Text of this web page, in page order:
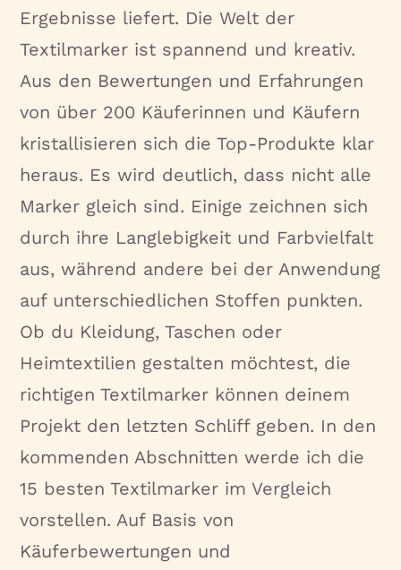
Ergebnisse liefert. Die Welt der
Textilmarker ist spannend und kreativ.
Aus den Bewertungen und Erfahrungen
von über 200 Käuferinnen und Käufern
kristallisieren sich die Top-Produkte klar
heraus. Es wird deutlich, dass nicht alle
Marker gleich sind. Einige zeichnen sich
durch ihre Langlebigkeit und Farbvielfalt
aus, während andere bei der Anwendung
auf unterschiedlichen Stoffen punkten.
Ob du Kleidung, Taschen oder
Heimtextilien gestalten möchtest, die
richtigen Textilmarker können deinem
Projekt den letzten Schliff geben. In den
kommenden Abschnitten werde ich die
15 besten Textilmarker im Vergleich
vorstellen. Auf Basis von
Käuferbewertungen und